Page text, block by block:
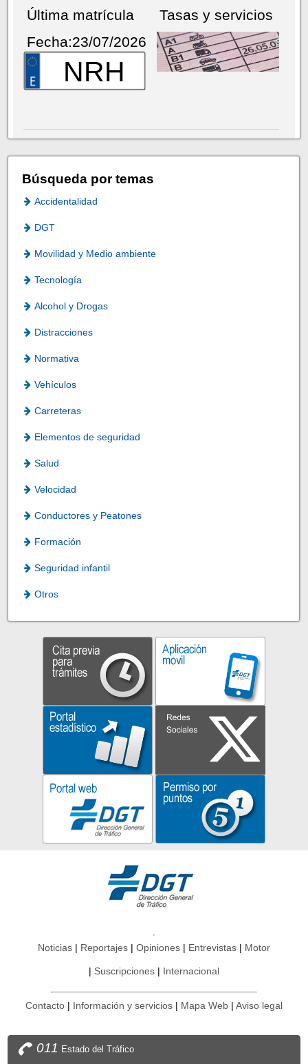
Última matrícula
Fecha:23/07/2026
NRH
Tasas y servicios
Búsqueda por temas
Accidentalidad
DGT
Movilidad y Medio ambiente
Tecnología
Alcohol y Drogas
Distracciones
Normativa
Vehículos
Carreteras
Elementos de seguridad
Salud
Velocidad
Conductores y Peatones
Formación
Seguridad infantil
Otros
Noticias Reportajes Opiniones Entrevistas Motor
Suscripciones Internacional
Contacto Información y servicios Mapa Web Aviso legal
011 Estado del Tráfico